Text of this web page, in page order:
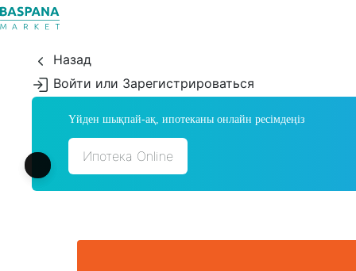
Назад
Войти или Зарегистрироваться
Үйден шықпай-ақ, ипотеканы онлайн ресімдеңіз
Ипотека Online